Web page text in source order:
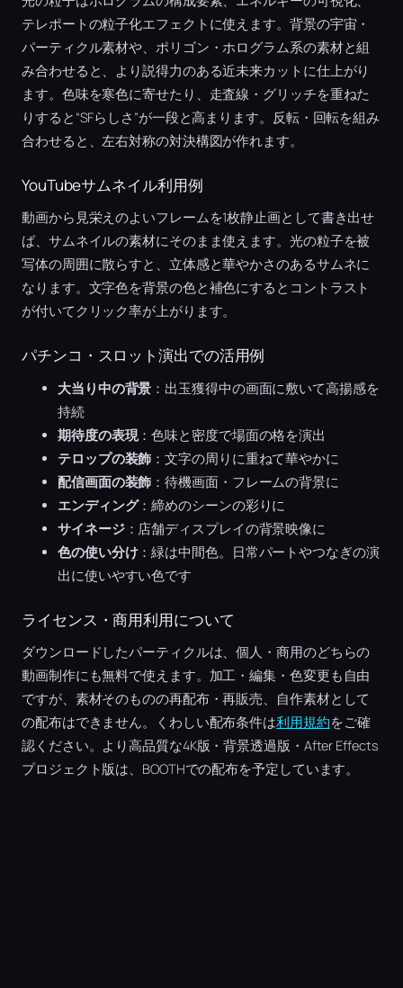
テレポートの粒子化エフェクトに使えます。背景の宇宙・
パーティクル素材や、ポリゴン・ホログラム系の素材と組
み合わせると、より説得力のある近未来カットに仕上がり
ます。色味を寒色に寄せたり、走査線・グリッチを重ねた
りすると“SFらしさ”が一段と高まります。反転・回転を組み
合わせると、左右対称の対決構図が作れます。
YouTubeサムネイル利用例
動画から見栄えのよいフレームを1枚静止画として書き出せ
ば、サムネイルの素材にそのまま使えます。光の粒子を被
写体の周囲に散らすと、立体感と華やかさのあるサムネに
なります。文字色を背景の色と補色にするとコントラスト
が付いてクリック率が上がります。
パチンコ・スロット演出での活用例
大当り中の背景 ：出玉獲得中の画面に敷いて高揚感を
持続
期待度の表現：色味と密度で場面の格を演出
テロップの装飾 ：文字の周りに重ねて華やかに
配信画面の装飾 ：待機画面・フレームの背景に
エンディング：締めのシーンの彩りに
サイネージ：店舗ディスプレイの背景映像に
色の使い分け：緑は中間色。日常パートやつなぎの演
出に使いやすい色です
ライセンス・商用利用について
ダウンロードしたパーティクルは、個人・商用のどちらの
動画制作にも無料で使えます。加工・編集・色変更も自由
ですが、素材そのものの再配布・再販売、自作素材として
の配布はできません。くわしい配布条件は利用規約をご確
認ください。より高品質な4K版・背景透過版・After Effects
プロジェクト版は、BOOTHでの配布を予定しています。